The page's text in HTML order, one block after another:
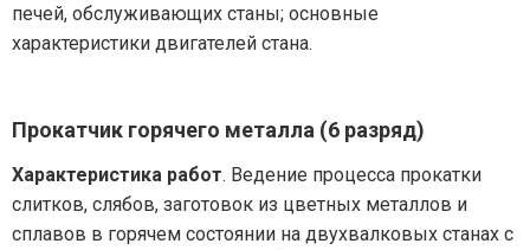
печей, обслуживающих станы; основные
характеристики двигателей стана.
Прокатчик горячего металла (6 разряд)
Характеристика работ. Ведение процесса прокатки
слитков, слябов, заготовок из цветных металлов и
сплавов в горячем состоянии на двухвалковых станах с